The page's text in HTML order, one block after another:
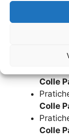
Colle
Colle
Colle
Colle